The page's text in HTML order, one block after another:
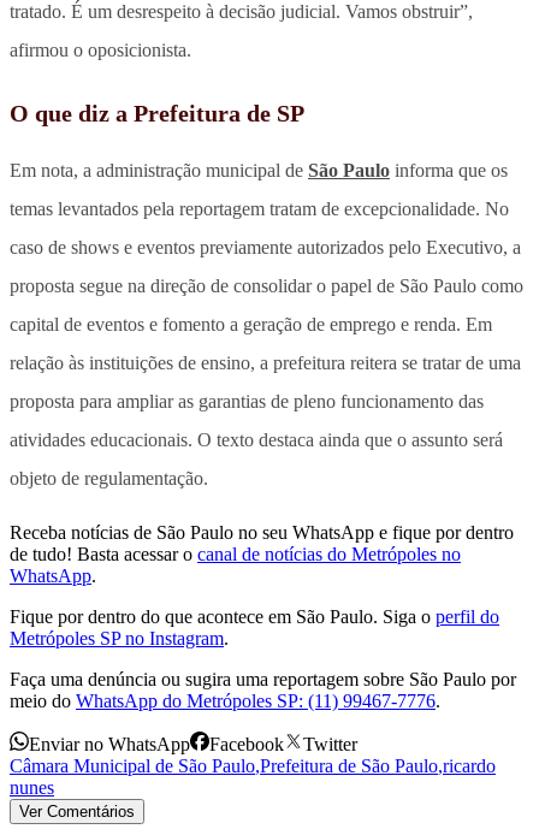
tratado. É um desrespeito à decisão judicial. Vamos obstruir”,
afirmou o oposicionista.
O que diz a Prefeitura de SP
Em nota, a administração municipal de São Paulo informa que os
temas levantados pela reportagem tratam de excepcionalidade. No
caso de shows e eventos previamente autorizados pelo Executivo, a
proposta segue na direção de consolidar o papel de São Paulo como
capital de eventos e fomento a geração de emprego e renda. Em
relação às instituições de ensino, a prefeitura reitera se tratar de uma
proposta para ampliar as garantias de pleno funcionamento das
atividades educacionais. O texto destaca ainda que o assunto será
objeto de regulamentação.
Receba notícias de São Paulo no seu WhatsApp e fique por dentro
de tudo! Basta acessar o canal de notícias do Metrópoles no
WhatsApp.
Fique por dentro do que acontece em São Paulo. Siga o perfil do
Metrópoles SP no Instagram.
Faça uma denúncia ou sugira uma reportagem sobre São Paulo por
meio do WhatsApp do Metrópoles SP: (11) 99467-7776.
Enviar no WhatsApp Facebook
Twitter
Câmara Municipal de São Paulo,Prefeitura de São Paulo,ricardo
nunes
Ver Comentários